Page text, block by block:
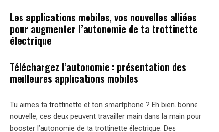
Les applications mobiles, vos nouvelles alliées
pour augmenter l’autonomie de ta trottinette
électrique
Téléchargez l’autonomie : présentation des
meilleures applications mobiles
Tu aimes ta trottinette et ton smartphone ? Eh bien, bonne
nouvelle, ces deux peuvent travailler main dans la main pour
booster l’autonomie de ta trottinette électrique. Des